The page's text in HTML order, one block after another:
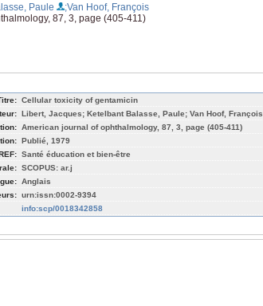
Paule
;Van Hoof, François
87, 3, page (405-411)
Cellular toxicity of gentamicin
Libert, Jacques; Ketelbant Balasse, Paule; Van Hoof, François
American journal of ophthalmology, 87, 3, page (405-411)
Publié, 1979
Santé éducation et bien-être
SCOPUS: ar.j
Anglais
urn:issn:0002-9394
info:scp/0018342858